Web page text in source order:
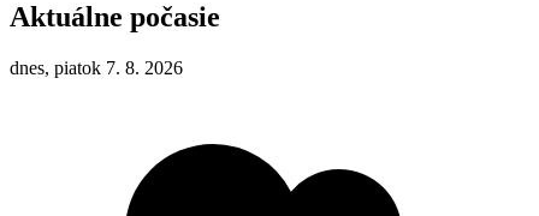
Aktuálne počasie
dnes, piatok 7. 8. 2026